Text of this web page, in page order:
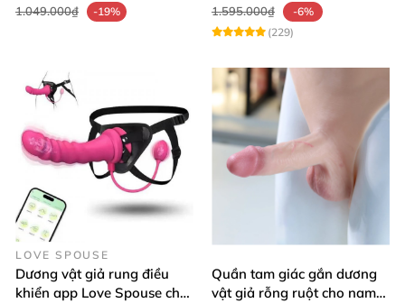
1.049.000₫ -19% 1.595.000₫
-6%
(229)
LOVE SPOUSE
Dương vật giả rung điều
khiển app Love Spouse cho
Quần tam giác gắn dương
vật giả rỗng ruột cho nam